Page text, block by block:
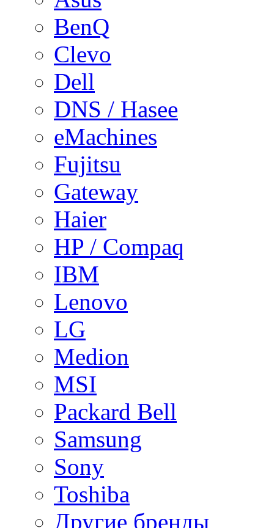
BenQ
Clevo
Dell
DNS / Hasee
eMachines
Fujitsu
Gateway
Haier
HP / Compaq
IBM
Lenovo
LG
Medion
MSI
Packard Bell
Samsung
Sony
Toshiba
Другие бренды